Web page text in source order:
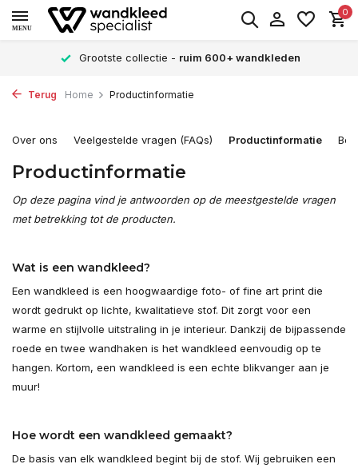
MENU
0
Grootste collectie - ruim 600+ wandkleden
Terug Home Productinformatie
Over ons Veelgestelde vragen (FAQs) Productinformatie
Productinformatie
Op deze pagina vind je antwoorden op de meestgestelde vragen
met betrekking tot de producten.
Wat is een wandkleed?
Een wandkleed is een hoogwaardige foto- of fine art print die
wordt gedrukt op lichte, kwalitatieve stof. Dit zorgt voor een
warme en stijlvolle uitstraling in je interieur. Dankzij de bijpassende
roede en twee wandhaken is het wandkleed eenvoudig op te
hangen. Kortom, een wandkleed is een echte blikvanger aan je
muur!
Hoe wordt een wandkleed gemaakt?
De basis van elk wandkleed begint bij de stof. Wij gebruiken een